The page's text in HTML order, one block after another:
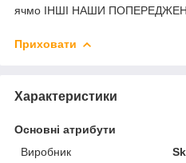
ячмо ІНШІ НАШИ
Приховати
Характеристики
Основні атрибути
Виробник